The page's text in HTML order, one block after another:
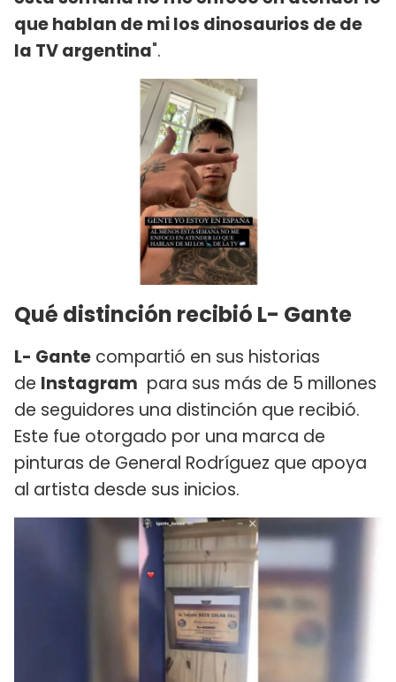
que hablan de mi los dinosaurios de de
la TV argentina".
Qué distinción recibió L- Gante
L- Gante compartió en sus historias
de Instagram para sus más de 5 millones
de seguidores una distinción que recibió.
Este fue otorgado por una marca de
pinturas de General Rodríguez que apoya
al artista desde sus inicios.